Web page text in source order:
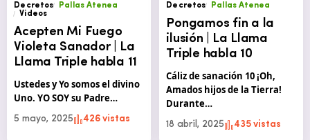
Decretos
Pallas Atenea
Videos
Acepten Mi Fuego
Violeta Sanador | La
Llama Triple habla 11
Ustedes y Yo somos el divino
Uno. YO SOY su Padre…
5 mayo, 2025 426 vistas
Decretos Pallas Atenea
Pongamos fin a la
ilusión | La Llama
Triple habla 10
Cáliz de sanación 10 ¡Oh,
Amados hijos de la Tierra!
Durante…
18 abril, 2025 435 vistas